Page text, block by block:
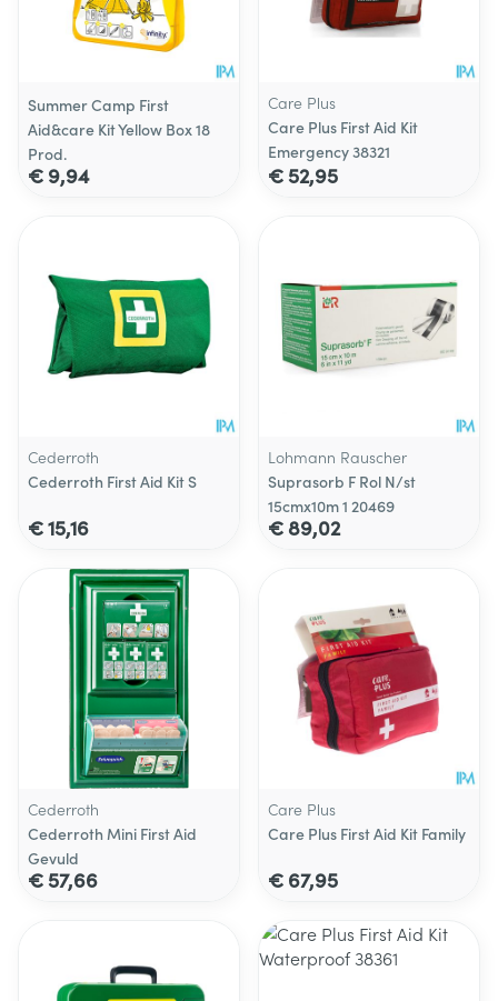
Summer Camp First
Aid&care Kit Yellow Box 18
Prod.
€ 9,94
Care Plus
Care Plus First Aid Kit
Emergency 38321
€ 52,95
Cederroth
Cederroth First Aid Kit S
€ 15,16
Lohmann Rauscher
Suprasorb F Rol N/st
15cmx10m 1 20469
€ 89,02
Cederroth
Cederroth Mini First Aid
Gevuld
€ 57,66
Care Plus
Care Plus First Aid Kit Family
€ 67,95